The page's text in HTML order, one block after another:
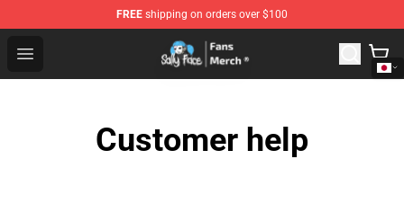
FREE shipping on orders over $100
Open menu
Sally Face Store - Official Sally Face Merchandise Shop
Customer help